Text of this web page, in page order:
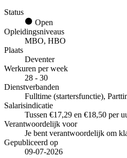
Status
Open
Opleidingsniveaus
MBO, HBO
Plaats
Deventer
Werkuren per week
28 - 30
Dienstverbanden
Fulltime (startersfunctie),
Salarisindicatie
Tussen €17,29 en €18,50 per
Verantwoordelijk voor
Je bent verantwoordelijk om
Gepubliceerd op
09-07-2026